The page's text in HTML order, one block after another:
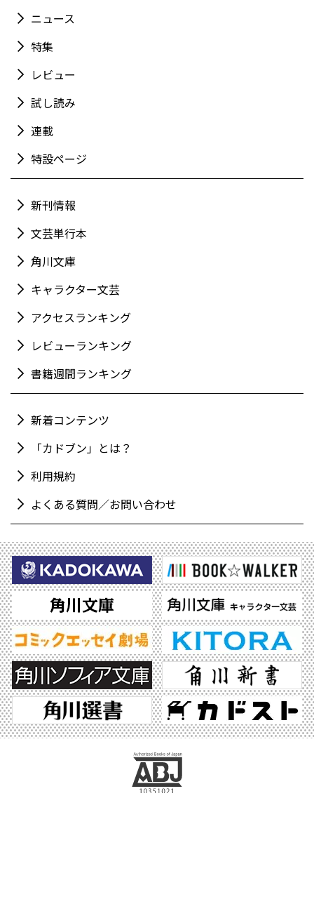
ニュース
特集
レビュー
試し読み
連載
特設ページ
新刊情報
文芸単行本
角川文庫
キャラクター文芸
アクセスランキング
レビューランキング
書籍週間ランキング
新着コンテンツ
「カドブン」とは？
利用規約
よくある質問／お問い合わせ